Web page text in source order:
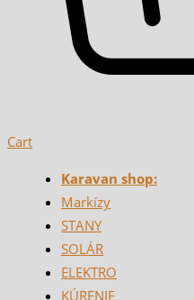
Cart
Karavan shop:
Markízy
STANY
SOLÁR
ELEKTRO
KÚRENIE